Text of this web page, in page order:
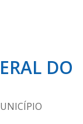
DO